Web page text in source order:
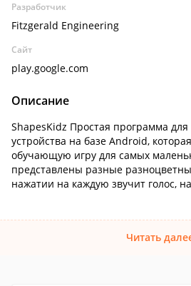
Разработчик
Fitzgerald Engineering
Сайт
play.google.com
Описание
ShapesKidz Простая программа
устройства на базе Android,
обучающую игру для самых
представлены разные
нажатии на каждую звучит голос,
Читать